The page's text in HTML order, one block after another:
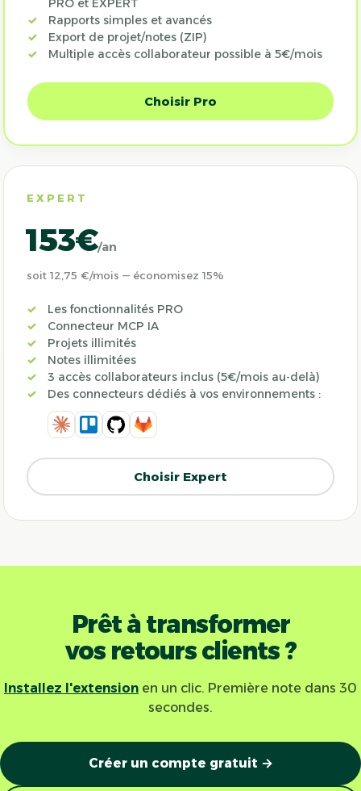
PRO et EXPERT
Rapports simples et avancés
Export de projet/notes (ZIP)
Multiple accès collaborateur possible à 5€/mois
Choisir Pro
EXPERT
153€/an
soit 12,75 €/mois — économisez 15%
Les fonctionnalités PRO
Connecteur MCP IA
Projets illimités
Notes illimitées
3 accès collaborateurs inclus (5€/mois au-delà)
Des connecteurs dédiés à vos environnements :
Choisir Expert
Prêt à transformer
vos retours clients ?
Installez l'extension en un clic. Première note dans 30
secondes.
Créer un compte gratuit →